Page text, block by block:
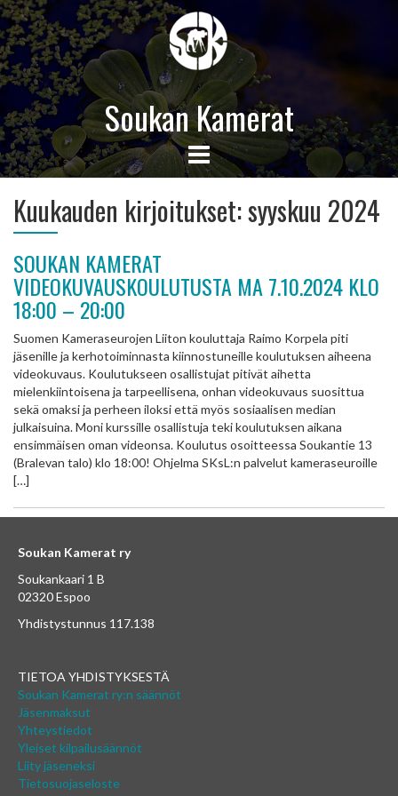
Soukan Kamerat
Kuukauden kirjoitukset:syyskuu 2024
SOUKAN KAMERAT
VIDEOKUVAUSKOULUTUSTA MA 7.10.2024 KLO
18:00 – 20:00
Suomen Kameraseurojen Liiton kouluttaja Raimo Korpela piti
jäsenille ja kerhotoiminnasta kiinnostuneille koulutuksen aiheena
videokuvaus. Koulutukseen osallistujat pitivät aihetta
mielenkiintoisena ja tarpeellisena, onhan videokuvaus suosittua
sekä omaksi ja perheen iloksi että myös sosiaalisen median
julkaisuina. Moni kurssille osallistuja teki koulutuksen aikana
ensimmäisen oman videonsa. Koulutus osoitteessa Soukantie 13
(Bralevan talo) klo 18:00! Ohjelma SKsL:n palvelut kameraseuroille
[…]
Soukan Kamerat ry
Soukankaari 1 B
02320 Espoo
Yhdistystunnus 117.138
TIETOA YHDISTYKSESTÄ
Soukan Kamerat ry:n säännöt
Jäsenmaksut
Yhteystiedot
Yleiset kilpailusäännöt
Liity jäseneksi
Tietosuojaseloste